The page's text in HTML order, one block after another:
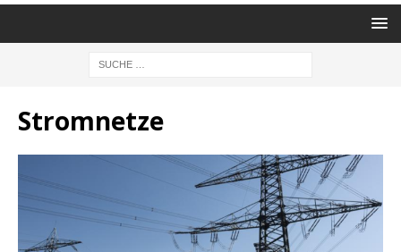
Stromnetze